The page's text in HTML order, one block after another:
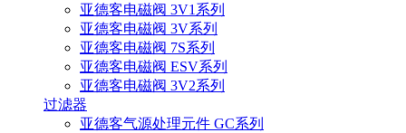
亚德客电磁阀 3V1系列
亚德客电磁阀 3V系列
亚德客电磁阀 7S系列
亚德客电磁阀 ESV系列
亚德客电磁阀 3V2系列
过滤器
亚德客气源处理元件 GC系列